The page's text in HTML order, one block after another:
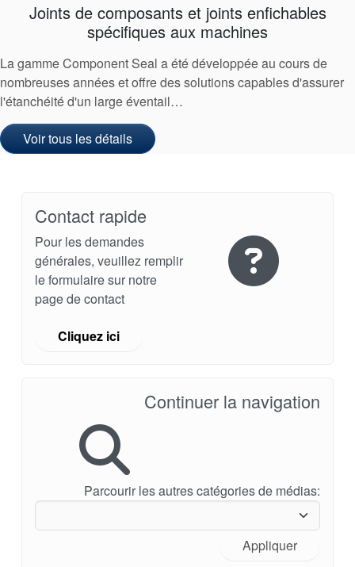
Actualités
Durabilité
Académie
Brochures produits
Vidéo
Joints de composants et joints enfichables
spécifiques aux machines
La gamme Component Seal a été développée au cours de
nombreuses années et offre des solutions capables d'assurer
l'étanchéité d'un large éventail…
Voir tous les détails
Contact rapide
Pour les demandes
générales, veuillez remplir
le formulaire sur notre
page de contact
Cliquez ici
Continuer la navigation
Parcourir les autres catégories de médias:
Appliquer